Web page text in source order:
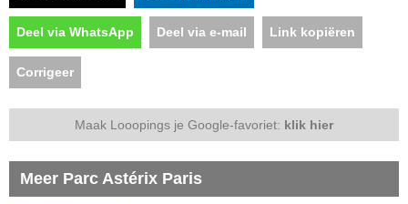
Deel via WhatsApp Deel via e-mail Link kopiëren
Corrigeer
Maak Looopings je Google-favoriet: klik hier
Meer Parc Astérix Paris